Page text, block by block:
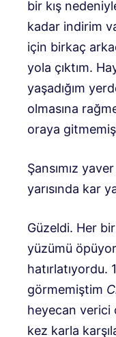
bir kış
kadar indirim
için birkaç
yola çıktım.
yaşadığım
olmasına
oraya
Şansımız
yarısında kar
Güzeldi. Her
yüzümü
hatırlatıyordu.
görmemiştim
heyecan verici
kez karla